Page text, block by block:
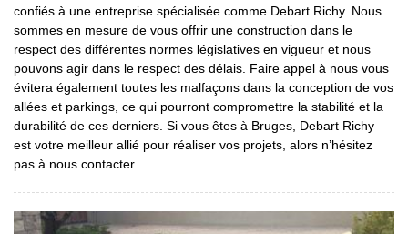
confiés à une entreprise spécialisée comme Debart Richy. Nous
sommes en mesure de vous offrir une construction dans le
respect des différentes normes législatives en vigueur et nous
pouvons agir dans le respect des délais. Faire appel à nous vous
évitera également toutes les malfaçons dans la conception de vos
allées et parkings, ce qui pourront compromettre la stabilité et la
durabilité de ces derniers. Si vous êtes à Bruges, Debart Richy
est votre meilleur allié pour réaliser vos projets, alors n’hésitez
pas à nous contacter.